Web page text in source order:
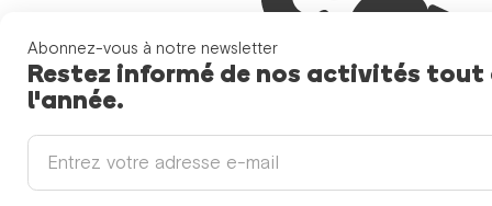
Abonnez-vous à notre newsletter
Restez informé de nos activités tout
l'année.